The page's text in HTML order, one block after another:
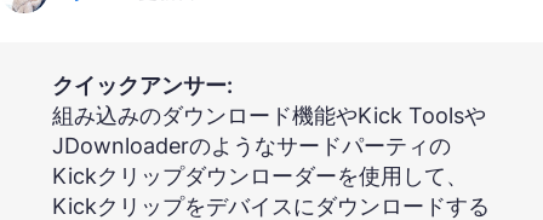
クイックアンサー:
組み込みのダウンロード機能やKick Toolsや
JDownloaderのようなサードパーティの
Kickクリップダウンローダーを使用して、
Kickクリップをデバイスにダウンロードする